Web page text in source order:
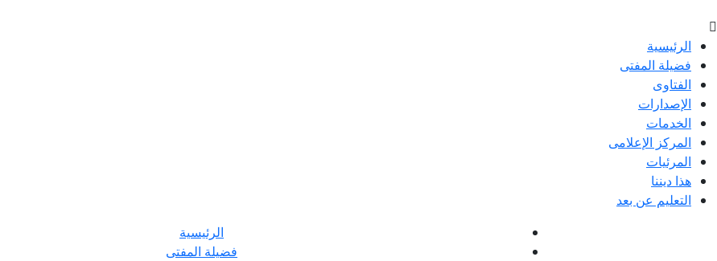
الرئيسية
فضيلة المفتى
الفتاوى
الإصدارات
الخدمات
المركز الإعلامى
المرئيات
هذا ديننا
التعليم عن بعد
الرئيسية
فضيلة المفتى